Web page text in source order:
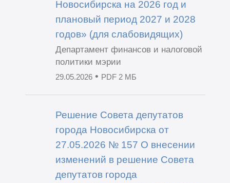
Новосибирска на 2026 год и
плановый период 2027 и 2028
годов» (для слабовидящих)
Департамент финансов и налоговой
политики мэрии
29.05.2026• PDF 2 МБ
Решение Совета депутатов
города Новосибирска от
27.05.2026 № 157 О внесении
изменений в решение Совета
депутатов города